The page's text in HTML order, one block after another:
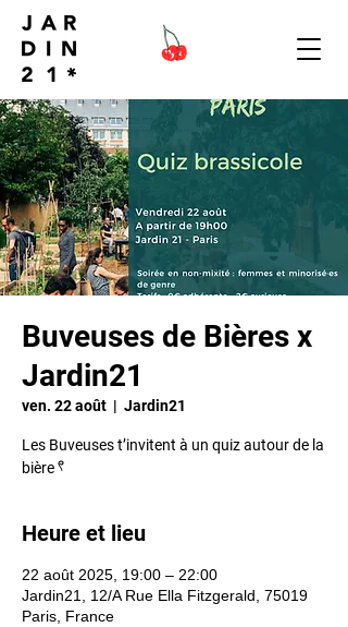
Buveuses de Bières x
Jardin21
ven. 22 août
  |
Jardin21
Les Buveuses t’invitent à un quiz autour de la
Heure et lieu
22 août 2025, 19:00 – 22:00
Jardin21, 12/A Rue Ella Fitzgerald, 75019
Paris, France